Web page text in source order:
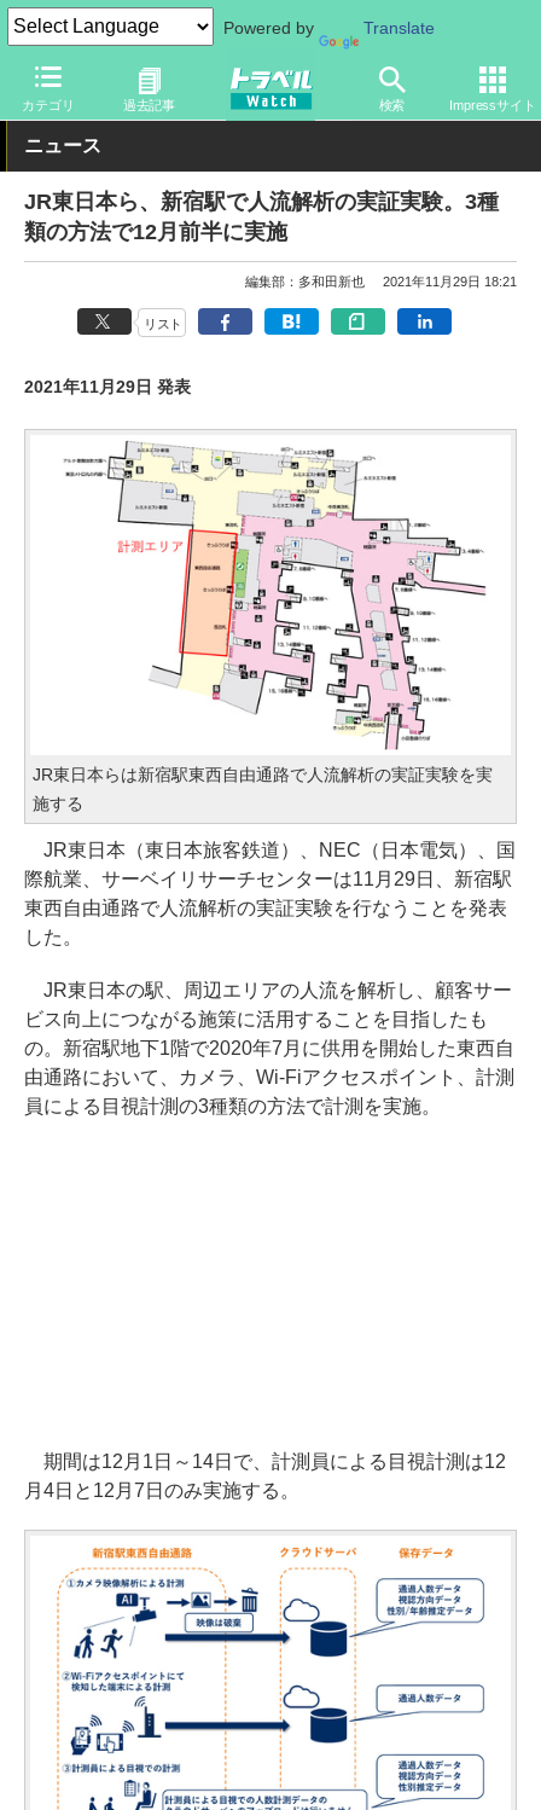
Powered by Translate
カテゴリ 過去記事 検索 Impressサイト
トラベル Watch 地域 国内旅行 東京
ニュース
JR東日本ら、新宿駅で人流解析の実証実験。3種
類の方法で12月前半に実施
編集部：多和田新也 2021年11月29日 18:21
リスト
2021年11月29日 発表
JR東日本らは新宿駅東西自由通路で人流解析の実証実験を実
施する
JR東日本（東日本旅客鉄道）、NEC（日本電気）、国
際航業、サーベイリサーチセンターは11月29日、新宿駅
東西自由通路で人流解析の実証実験を行なうことを発表
した。
JR東日本の駅、周辺エリアの人流を解析し、顧客サー
ビス向上につながる施策に活用することを目指したも
の。新宿駅地下1階で2020年7月に供用を開始した東西自
由通路において、カメラ、Wi-Fiアクセスポイント、計測
員による目視計測の3種類の方法で計測を実施。
期間は12月1日～14日で、計測員による目視計測は12
月4日と12月7日のみ実施する。